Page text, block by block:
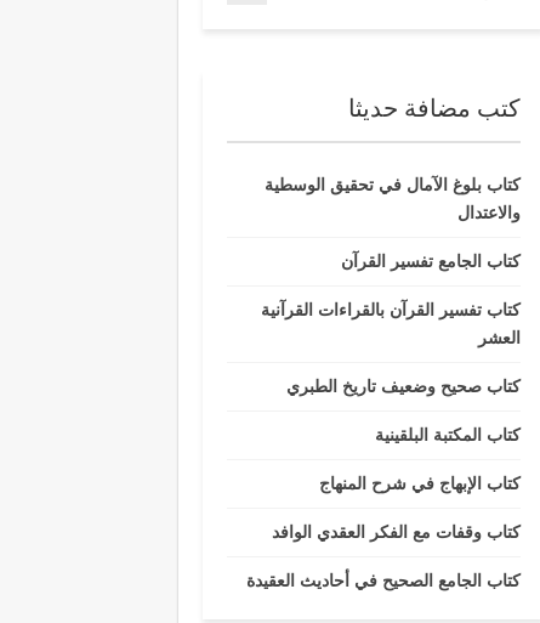
كتب مضافة حديثا
كتاب بلوغ الآمال في تحقيق الوسطية
والاعتدال
كتاب الجامع تفسير القرآن
كتاب تفسير القرآن بالقراءات القرآنية
العشر
كتاب صحيح وضعيف تاريخ الطبري
كتاب المكتبة البلقينية
كتاب الإبهاج في شرح المنهاج
كتاب وقفات مع الفكر العقدي الوافد
كتاب الجامع الصحيح في أحاديث العقيدة